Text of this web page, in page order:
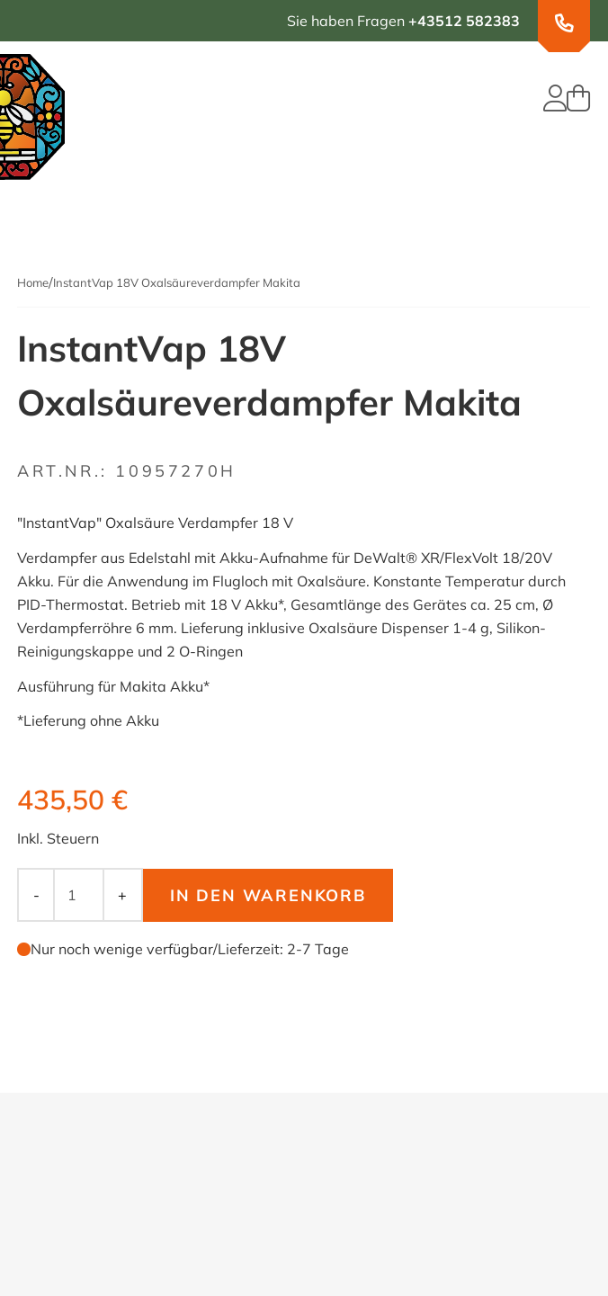
Sie haben Fragen +43512 582383
Home InstantVap 18V Oxalsäureverdampfer Makita
InstantVap 18V
Oxalsäureverdampfer Makita
ART.NR.: 10957270H
"InstantVap" Oxalsäure Verdampfer 18 V
Verdampfer aus Edelstahl mit Akku-Aufnahme für DeWalt® XR/FlexVolt 18/20V
Akku. Für die Anwendung im Flugloch mit Oxalsäure. Konstante Temperatur durch
PID-Thermostat. Betrieb mit 18 V Akku*, Gesamtlänge des Gerätes ca. 25 cm, Ø
Verdampferröhre 6 mm. Lieferung inklusive Oxalsäure Dispenser 1-4 g, Silikon-
Reinigungskappe und 2 O-Ringen
Ausführung für Makita Akku*
*Lieferung ohne Akku
435,50 €
Inkl. Steuern
- + IN DEN WARENKORB
Nur noch wenige verfügbar/Lieferzeit: 2-7 Tage